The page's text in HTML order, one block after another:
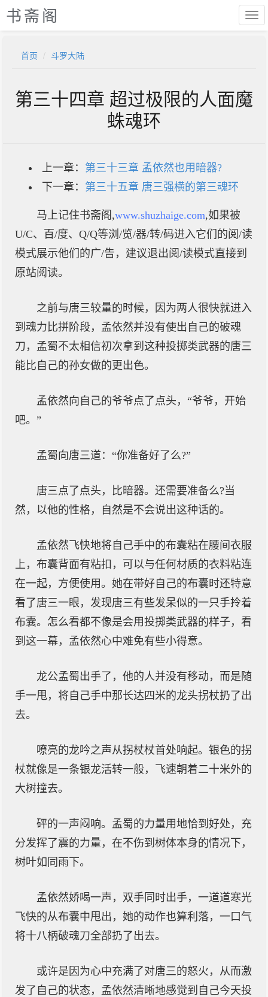
书斋阁
首页 斗罗大陆
第三十四章 超过极限的人面魔
蛛魂环
上一章： 第三十三章 孟依然也用暗器?
下一章： 第三十五章 唐三强横的第三魂环
马上记住书斋阁,www.shuzhaige.com,如果被
U/C、百/度、Q/Q等浏/览/器/转/码进入它们的阅/读
模式展示他们的广/告，建议退出阅/读模式直接到
原站阅读。
之前与唐三较量的时候，因为两人很快就进入
到魂力比拼阶段，孟依然并没有使出自己的破魂
刀，孟蜀不太相信初次拿到这种投掷类武器的唐三
能比自己的孙女做的更出色。
孟依然向自己的爷爷点了点头，“爷爷，开始
吧。”
孟蜀向唐三道：“你准备好了么?”
唐三点了点头，比暗器。还需要准备么?当
然，以他的性格，自然是不会说出这种话的。
孟依然飞快地将自己手中的布囊粘在腰间衣服
上，布囊背面有粘扣，可以与任何材质的衣料粘连
在一起，方便使用。她在带好自己的布囊时还特意
看了唐三一眼，发现唐三有些发呆似的一只手拎着
布囊。怎么看都不像是会用投掷类武器的样子，看
到这一幕，孟依然心中难免有些小得意。
龙公孟蜀出手了，他的人并没有移动，而是随
手一甩，将自己手中那长达四米的龙头拐杖扔了出
去。
嘹亮的龙吟之声从拐杖杖首处响起。银色的拐
杖就像是一条银龙活转一般，飞速朝着二十米外的
大树撞去。
砰的一声闷响。孟蜀的力量用地恰到好处，充
分发挥了震的力量，在不伤到树体本身的情况下，
树叶如同雨下。
孟依然娇喝一声，双手同时出手，一道道寒光
飞快的从布囊中甩出，她的动作也算利落，一口气
将十八柄破魂刀全部扔了出去。
或许是因为心中充满了对唐三的怒火，从而激
发了自己的状态，孟依然清晰地感觉到自己今天投